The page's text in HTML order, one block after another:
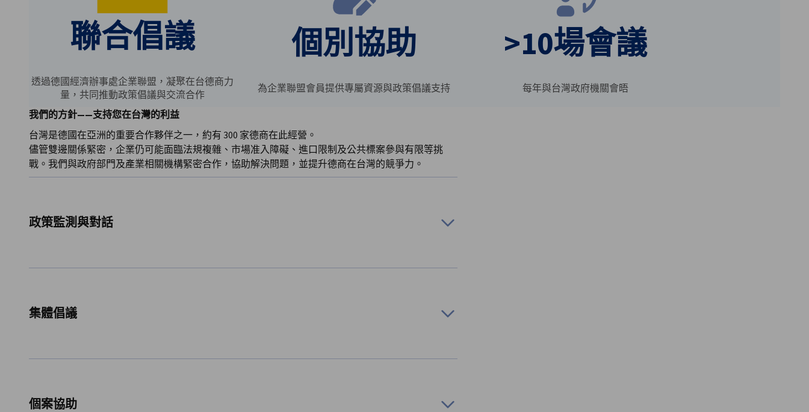
聯合倡議
透過德國經濟辦事處企業聯盟，凝聚在台德商力
量，共同推動政策倡議與交流合作
個別協助
為企業聯盟會員提供專屬資源與政策倡議支持
>10場會議
每年與台灣政府機關會晤
我們的方針——支持您在台灣的利益
台灣是德國在亞洲的重要合作夥伴之一，約有 300 家德商在此經營。
儘管雙邊關係緊密，企業仍可能面臨法規複雜、市場准入障礙、進口限制及公共標案參與有限等挑
戰。我們與政府部門及產業相關機構緊密合作，協助解決問題，並提升德商在台灣的競爭力。
政策監測與對話
是每年舉辦的「
題，並尋求新的合作契機。
集體倡議
個案協助